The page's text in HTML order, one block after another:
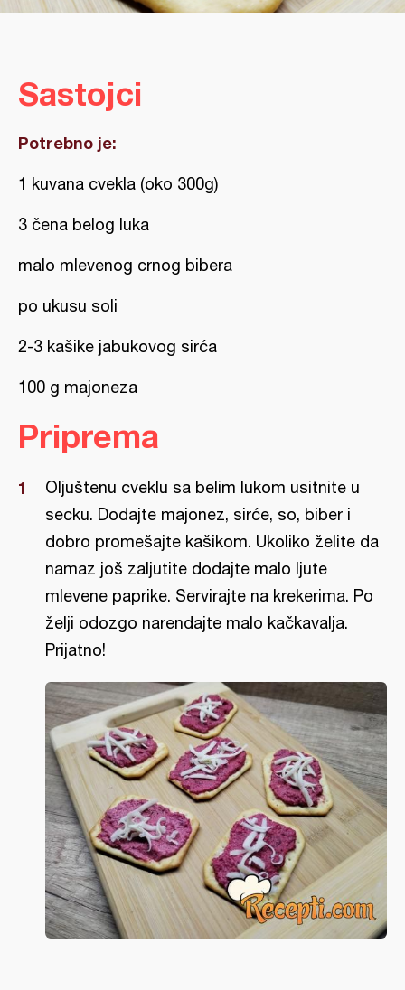
Sastojci
Potrebno je:
1 kuvana cvekla (oko 300g)
3 čena belog luka
malo mlevenog crnog bibera
po ukusu soli
2-3 kašike jabukovog sirća
100 g majoneza
Priprema
Oljuštenu cveklu sa belim lukom usitnite u
secku. Dodajte majonez, sirće, so, biber i
dobro promešajte kašikom. Ukoliko želite da
namaz još zaljutite dodajte malo ljute
mlevene paprike. Servirajte na krekerima. Po
želji odozgo narendajte malo kačkavalja.
Prijatno!